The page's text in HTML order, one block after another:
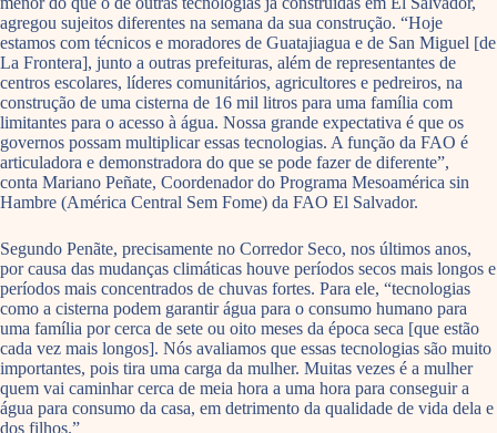
agregou sujeitos diferentes na semana da sua construção. “Hoje
estamos com técnicos e moradores de Guatajiagua e de San Miguel [de
La Frontera], junto a outras prefeituras, além de representantes de
centros escolares, líderes comunitários, agricultores e pedreiros, na
construção de uma cisterna de 16 mil litros para uma família com
limitantes para o acesso à água. Nossa grande expectativa é que os
governos possam multiplicar essas tecnologias. A função da FAO é
articuladora e demonstradora do que se pode fazer de diferente”,
conta Mariano Peñate, Coordenador do Programa Mesoamérica sin
Hambre (América Central Sem Fome) da FAO El Salvador.
Segundo Penãte, precisamente no Corredor Seco, nos últimos anos,
por causa das mudanças climáticas houve períodos secos mais longos e
períodos mais concentrados de chuvas fortes. Para ele, “tecnologias
como a cisterna podem garantir água para o consumo humano para
uma família por cerca de sete ou oito meses da época seca [que estão
cada vez mais longos]. Nós avaliamos que essas tecnologias são muito
importantes, pois tira uma carga da mulher. Muitas vezes é a mulher
quem vai caminhar cerca de meia hora a uma hora para conseguir a
água para consumo da casa, em detrimento da qualidade de vida dela e
dos filhos.”